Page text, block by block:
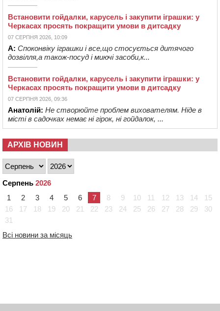
Встановити гойдалки, карусель і закупити іграшки: у
Черкасах просять покращити умови в дитсадку
07 СЕРПНЯ 2026, 10:09
А: Споконвіку іграшки і все,що стосується дитячого
дозвілля,а також-посуд і миючі засоби,к...
Встановити гойдалки, карусель і закупити іграшки: у
Черкасах просять покращити умови в дитсадку
07 СЕРПНЯ 2026, 09:36
Анатолій: Не створюйте проблем вихователям. Ніде в
місті в садочках немає ні гірок, ні гойдалок, ...
АРХІВ НОВИН
Серпень 2026
1
2 3 4 5 6 7 8 9 10 11 12 13 14
15
16
17 18 19 20 21 22 23 24 25 26 27 28 29
30
31
Всі новини за місяць